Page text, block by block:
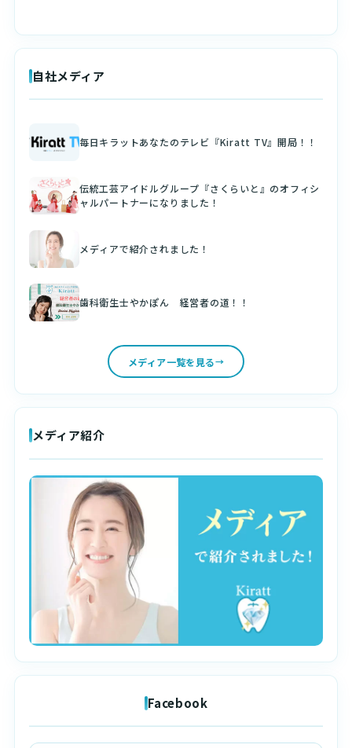
自社メディア
毎日キラットあなたのテレビ『Kiratt TV』開局！！
伝統工芸アイドルグループ『さくらいと』のオフィシ
ャルパートナーになりました！
メディアで紹介されました！
歯科衛生士やかぽん 経営者の道！！
メディア一覧を見る
メディア紹介
Facebook